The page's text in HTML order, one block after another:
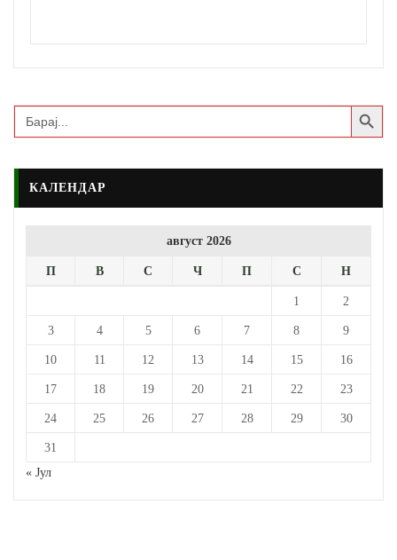
Search
for:
Search Button
КАЛЕНДАР
август 2026
П В С Ч П С Н
1 2
3 4 5 6 7 8 9
10 11 12 13 14 15 16
17 18 19 20 21 22 23
24 25 26 27 28 29 30
31
« Јул